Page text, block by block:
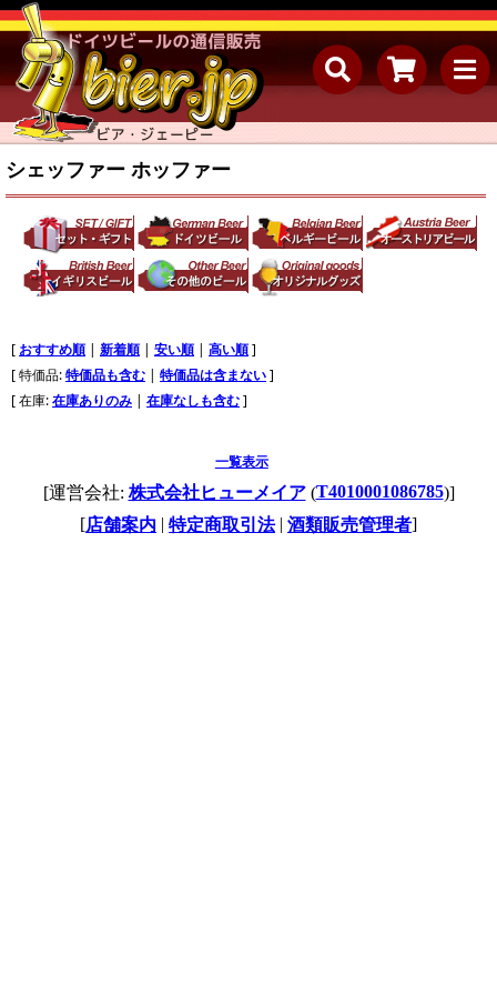
シェッファー ホッファー
[ おすすめ順 | 新着順 | 安い順 | 高い順]
[ 特価品:特価品も含む | 特価品は含まない]
[ 在庫:在庫ありのみ | 在庫なしも含む]
一覧表示
[運営会社: 株式会社ヒューメイア(T4010001086785)]
[店舗案内 | 特定商取引法| 酒類販売管理者]